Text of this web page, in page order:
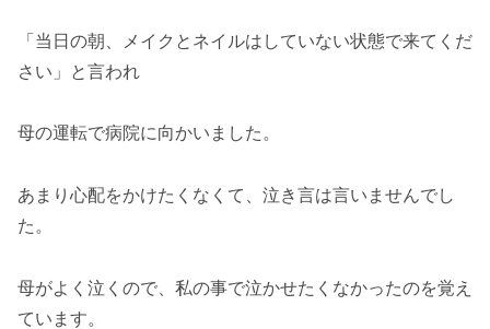
「当日の朝、メイクとネイルはしていない状態で来てくだ
さい」と言われ
母の運転で病院に向かいました。
あまり心配をかけたくなくて、泣き言は言いませんでし
た。
母がよく泣くので、私の事で泣かせたくなかったのを覚え
ています。